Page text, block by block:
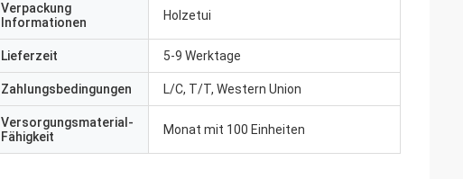
Verpackung
Informationen
Holzetui
Lieferzeit 5-9 Werktage
Zahlungsbedingungen L/C, T/T, Western Union
Versorgungsmaterial-
Fähigkeit
Monat mit 100 Einheiten